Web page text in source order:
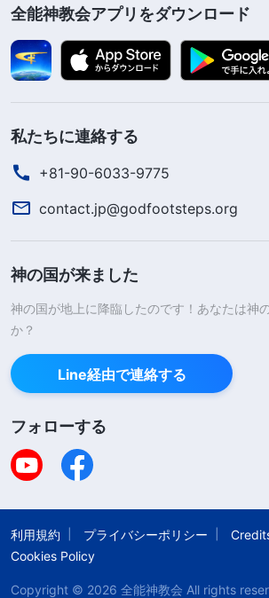
私は相手が何を言おうと鼻であし
ないわよ。何も知らないんだから
た。最初の尋問が失敗に終わった
とっておきの手段をとることに決
弊させようと、交代で尋問と拷問
を行ないました。この苦難のあい
様に呼びかけ、神様の御言葉に導
た。
「あなたは、あれやこれやと
い。どれだけ多くの困難や危険に
なたはわたしの前に固く立ち続け
い。わたしの旨が遂行されるため
も妨害されてはならない。これを
なければならない。……恐れるな。
あれば、誰にその道を塞ぐことが
ことを覚えよ。覚えよ。起こるこ
しの善意によるものであり、すべ
下にある。」（『神の出現と働き』
言葉、第十章」〔『言葉』第1巻〕）
全能神教会アプリをダウンロード
私たちに連絡する
+81-90-6033-9775
contact.jp@godfootsteps.org
神の国が来ました
神の国が地上に降臨したのです！あなたは神
か？
Line経由で連絡する
フォローする
利用規約 プライバシーポリシー
Cookies Policy
Copyright © 2026 全能神教会 All rights